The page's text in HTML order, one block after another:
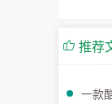
推荐
一款